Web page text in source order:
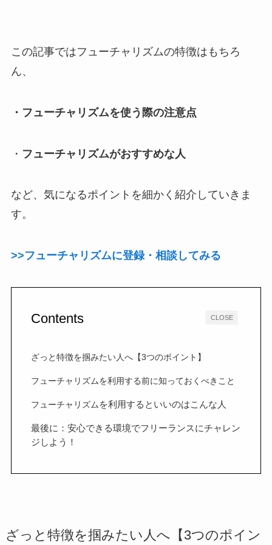
この記事ではフューチャリズムの特徴はもちろ
ん、
・フューチャリズムを使う際の注意点
・ フューチャリズムがおすすめな人
など、気になるポイントを細かく紹介していきま
す。
>>フューチャリズムに登録・相談してみる
CLOSE
Contents
ざっと特徴を掴みたい人へ【3つのポイント】
フューチャリズムを利用する前に知っておくべきこと
フューチャリズム を利用するといいのはこんな人
最後に：安心できる環境でフリーランスにチャレン
ジしよう！
ざっと特徴を掴みたい人へ【3つのポイン